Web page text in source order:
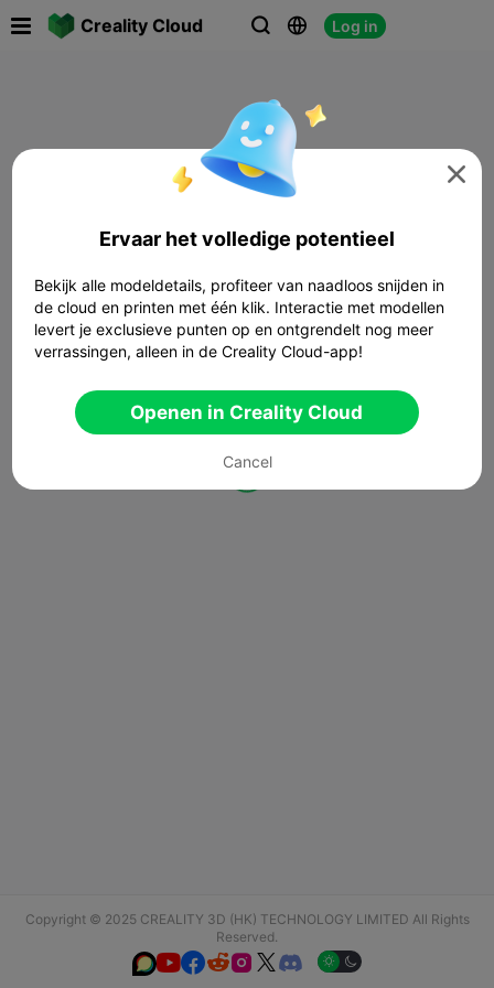
Creality Cloud   Log in
Copyright © 2025 CREALITY 3D (HK) TECHNOLOGY LIMITED All Rights
Reserved.
  

Ervaar het volledige potentieel
Bekijk alle modeldetails, profiteer van naadloos snijden in
de cloud en printen met één klik. Interactie met modellen
levert je exclusieve punten op en ontgrendelt nog meer
verrassingen, alleen in de Creality Cloud-app!
Openen in Creality Cloud
Cancel